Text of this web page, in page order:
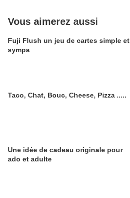
Vous aimerez aussi
Fuji Flush un jeu de cartes simple et
sympa
Taco, Chat, Bouc, Cheese, Pizza .....
Une idée de cadeau originale pour
ado et adulte